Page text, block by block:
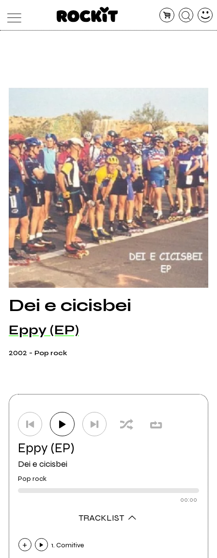
CONCERTI
RADIO
Dei e cicisbei
Eppy (EP)
2002 - Pop rock
Eppy (EP)
Dei e cicisbei
Pop rock
00:00
TRACKLIST
1. Comitive